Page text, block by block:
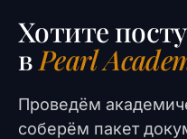
Хотите
вPearl
Проведём
соберём пакет